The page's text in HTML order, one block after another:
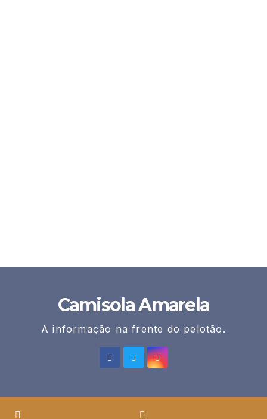
Camisola Amarela
A informação na frente do pelotão.